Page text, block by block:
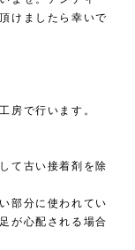
けましたら幸いで
房で行います。
て古い接着剤を除
部分に使われてい
が心配される場合